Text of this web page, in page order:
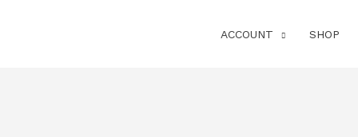
ACCOUNT SHOP